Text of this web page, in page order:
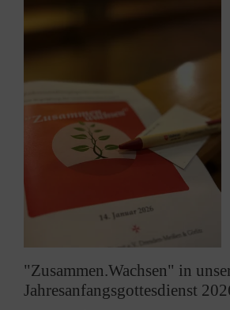
"Zusammen.Wachsen" in
Jahresanfangsgottesdienst